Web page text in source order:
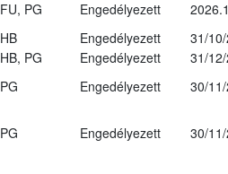
FU, PG Engedélyezett
HB Engedélyezett
31/
HB, PG Engedélyezett
31/
PG Engedélyezett
30/
PG Engedélyezett 30/